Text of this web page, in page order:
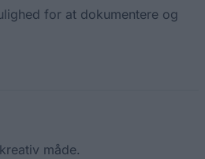
for at dokumentere og
måde.